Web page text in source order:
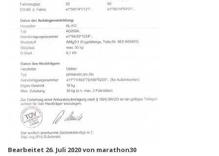
Bearbeitet 26. Juli 2020von marathon30